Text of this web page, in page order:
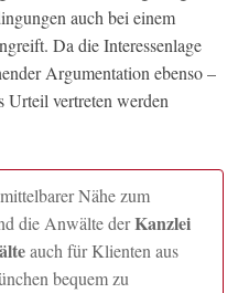
auch bei einem
Da die Interessenlage
Argumentation ebenso –
Urteil vertreten werden
Nähe zum
die Anwälte derKanzlei
auch für Klienten aus
bequem zu